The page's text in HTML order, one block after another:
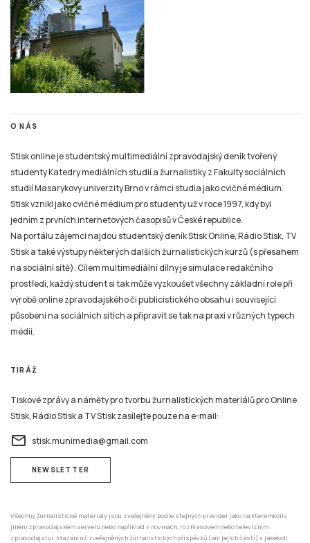
O NÁS
Stisk online je studentský multimediální zpravodajský deník tvořený
studenty Katedry mediálních studií a žurnalistiky z Fakulty sociálních
studií Masarykovy univerzity Brno v rámci studia jako cvičné médium.
Stisk vznikl jako cvičné médium pro studenty už v roce 1997, kdy byl
jedním z prvních internetových časopisů v České republice.
Na portálu zájemci najdou studentský deník Stisk Online, Rádio Stisk, TV
Stisk a také výstupy některých dalších žurnalistických kurzů (s přesahem
na sociální sítě). Cílem multimediální dílny je simulace redakčního
prostředí, každý student si tak může vyzkoušet všechny základní role při
výrobě online zpravodajského či publicistického obsahu i související
působení na sociálních sítích a připravit se tak na praxi v různých typech
médií.
TIRÁŽ
Tiskové zprávy a náměty pro tvorbu žurnalistických materiálů pro Online
Stisk, Rádio Stisk a TV Stisk zasílejte pouze na e-mail:
email stisk.munimedia@gmail.com
NEWSLETTER
Všechny žurnalistické materiály jsou zveřejněny podle stejných pravidel jako na kterémkoliv
jiném zpravodajském serveru nebo například v novinách, rozhlasovém nebo televizním
zpravodajství. Mazání už zveřejněných žurnalistických příspěvků (ani jejich částí) v jakékoli